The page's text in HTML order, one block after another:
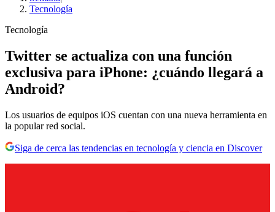
Tecnología
Tecnología
Twitter se actualiza con una función
exclusiva para iPhone: ¿cuándo llegará a
Android?
Los usuarios de equipos iOS cuentan con una nueva herramienta en
la popular red social.
Siga de cerca las tendencias en tecnología y ciencia en Discover